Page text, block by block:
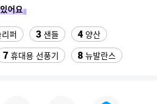
어요
퍼 3 샌들 4 양산
7 휴대용 선풍기 8 뉴발란스